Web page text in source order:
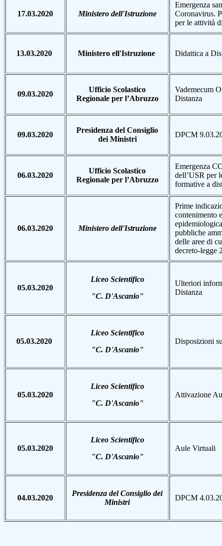
17.03.2020 Ministero dell'Istruzione
Emergenza
Coronavirus.
per le attività
13.03.2020 Ministero ell'Istruzione Didattica a
09.03.2020
Ufficio Scolastico
Regionale per l’Abruzzo
Vademecum
Distanza
09.03.2020
Presidenza del Consiglio
dei Ministri
DPCM
06.03.2020
Ufficio Scolastico
Regionale per l’Abruzzo
Emergenza
dell’USR per
formative a
06.03.2020 Ministero dell'Istruzione
Prime
contenimento
pubbliche
delle aree di
decreto-legge
05.03.2020
Liceo Scientifico
"C. D'Ascanio"
Ulteriori
Distanza
05.03.2020
Liceo Scientifico
"C. D'Ascanio"
Disposizioni
05.03.2020
Liceo Scientifico
"C. D'Ascanio"
Attivazione
05.03.2020
Liceo Scientifico
"C. D'Ascanio"
Aule Virtuali
04.03.2020
Presidenza del Consiglio dei
Ministri
DPCM